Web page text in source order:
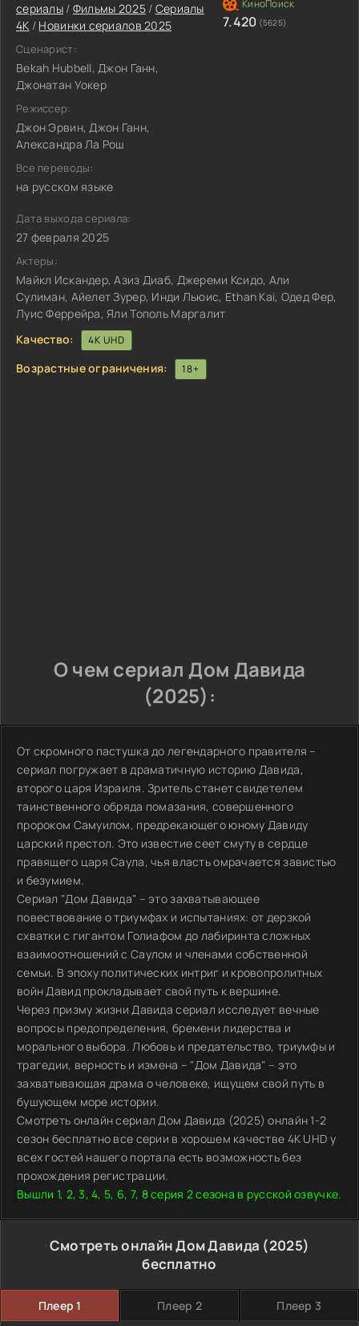
сериалы/ Фильмы 2025/ Сериалы
4K / Новинки сериалов 2025
Сценарист:
Bekah Hubbell, Джон Ганн,
Джонатан Уокер
Режиссер:
Джон Эрвин, Джон Ганн,
Александра Ла Рош
Все переводы:
на русском языке
7.420 (5625)
Дата выхода сериала:
27 февраля 2025
Актеры:
Майкл Искандер, Азиз Диаб, Джереми Ксидо, Али
Сулиман, Айелет Зурер, Инди Льюис, Ethan Kai, Одед Фер,
Луис Феррейра, Яли Тополь Маргалит
Качество:
4K UHD
Возрастные ограничения: 18+
О чем сериал Дом Давида
(2025):
От скромного пастушка до легендарного правителя –
сериал погружает в драматичную историю Давида,
второго царя Израиля. Зритель станет свидетелем
таинственного обряда помазания, совершенного
пророком Самуилом, предрекающего юному Давиду
царский престол. Это известие сеет смуту в сердце
правящего царя Саула, чья власть омрачается завистью
и безумием.
Сериал "Дом Давида" – это захватывающее
повествование о триумфах и испытаниях: от дерзкой
схватки с гигантом Голиафом до лабиринта сложных
взаимоотношений с Саулом и членами собственной
семьи. В эпоху политических интриг и кровопролитных
войн Давид прокладывает свой путь к вершине.
Через призму жизни Давида сериал исследует вечные
вопросы предопределения, бремени лидерства и
морального выбора. Любовь и предательство, триумфы и
трагедии, верность и измена – "Дом Давида" – это
захватывающая драма о человеке, ищущем свой путь в
бушующем море истории.
Смотреть онлайн сериал Дом Давида (2025) онлайн 1-2
сезон бесплатно все серии в хорошем качестве 4K UHD у
всех гостей нашего портала есть возможность без
прохождения регистрации.
Вышли 1, 2, 3, 4, 5, 6, 7, 8 серия 2 сезона в русской озвучке.
Смотреть онлайн Дом Давида (2025)
бесплатно
Плеер 1 Плеер 2 Плеер 3